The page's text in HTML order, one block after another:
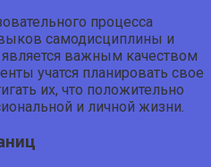
процесса
самодисциплины и
важным качеством
учатся планировать свое
их, что положительно
и личной жизни.